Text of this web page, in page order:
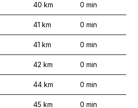
40 km 0 min
41 km 0 min
41 km 0 min
42 km 0 min
44 km 0 min
45 km 0 min